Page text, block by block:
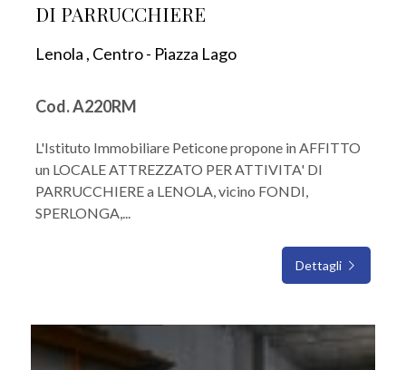
DI PARRUCCHIERE
Lenola , Centro - Piazza Lago
Cod. A220RM
L'Istituto Immobiliare Peticone propone in AFFITTO
un LOCALE ATTREZZATO PER ATTIVITA' DI
PARRUCCHIERE a LENOLA, vicino FONDI,
SPERLONGA,...
Dettagli